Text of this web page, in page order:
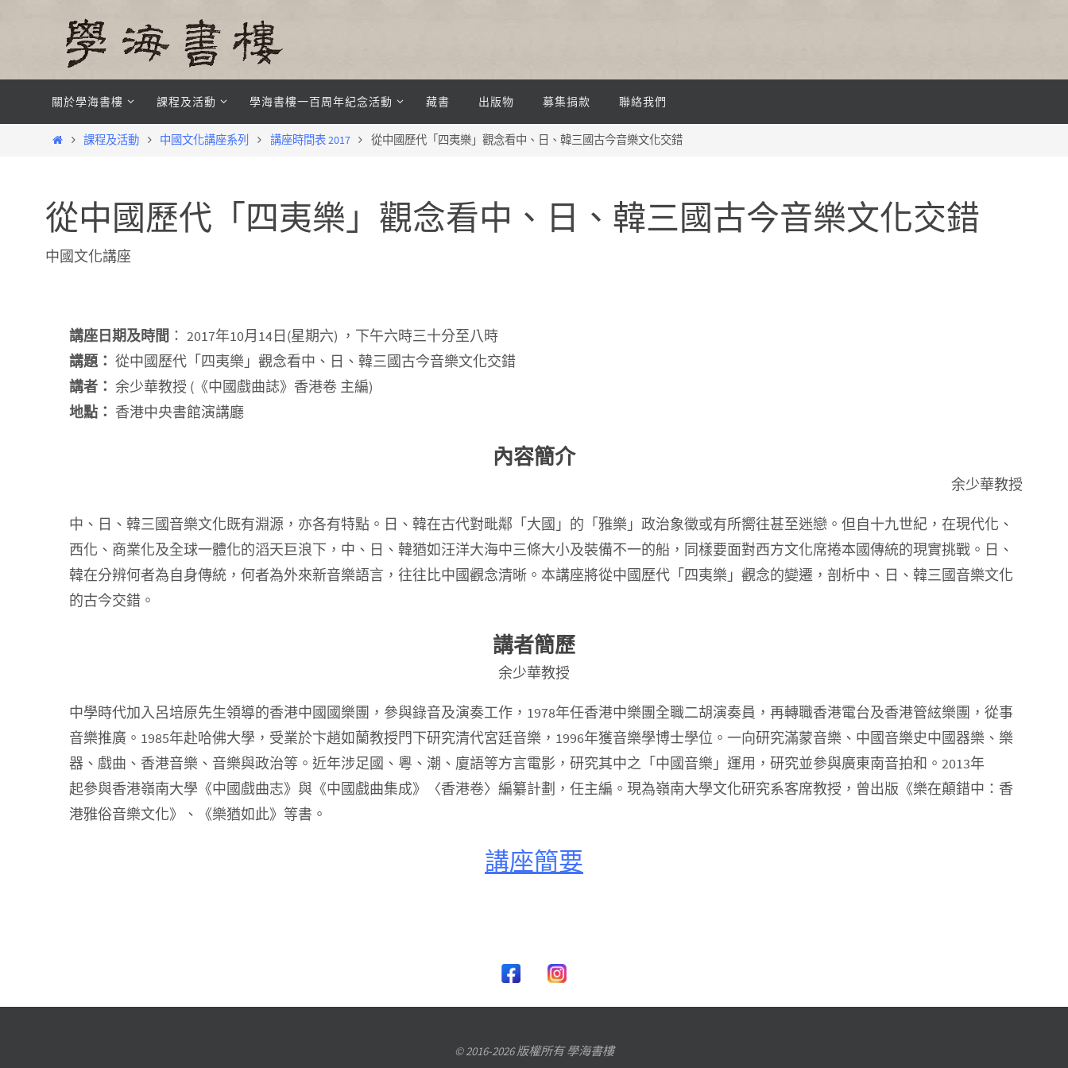
content
關於學海書樓 課程及活動 學海書樓一百周年紀念活動 藏書 出版物 募集捐款 聯絡我們
Home課程及活動 中國文化講座系列 講座時間表 2017 從中國歷代「四夷樂」觀念看中、日、韓三國古今音樂文化交錯
從中國歷代「四夷樂」觀念看中、日、韓三國古今音樂文化交錯
中國文化講座
講座日期及時間 ： 2017年10月14日(星期六) ，下午六時三十分至八時
講題： 從中國歷代「四夷樂」觀念看中、日、韓三國古今音樂文化交錯
講者： 余少華教授 (《中國戲曲誌》香港卷 主編)
地點： 香港中央書館演講廳
內容簡介
余少華教授
中、日、韓三國音樂文化既有淵源，亦各有特點。日、韓在古代對毗鄰「大國」的「雅樂」政治象徵或有所嚮往甚至迷戀。但自十九世紀，在現代化、
西化、商業化及全球一體化的滔天巨浪下，中、日、韓猶如汪洋大海中三條大小及裝備不一的船，同樣要面對西方文化席捲本國傳統的現實挑戰。日、
韓在分辨何者為自身傳統，何者為外來新音樂語言，往往比中國觀念清晰。本講座將從中國歷代「四夷樂」觀念的變遷，剖析中、日、韓三國音樂文化
的古今交錯。
講者簡歷
余少華教授
中學時代加入呂培原先生領導的香港中國國樂團，參與錄音及演奏工作，1978年任香港中樂團全職二胡演奏員，再轉職香港電台及香港管絃樂團，從事
音樂推廣。1985年赴哈佛大學，受業於卞趙如蘭教授門下研究清代宮廷音樂，1996年獲音樂學博士學位。一向研究滿蒙音樂、中國音樂史中國器樂、樂
器、戲曲、香港音樂、音樂與政治等。近年涉足國、粵、潮、廈語等方言電影，研究其中之「中國音樂」運用，研究並參與廣東南音拍和。2013年
起參與香港嶺南大學《中國戲曲志》與《中國戲曲集成》〈香港卷〉編纂計劃，任主編。現為嶺南大學文化研究系客席教授，曾出版《樂在顛錯中：香
港雅俗音樂文化》、《樂猶如此》等書。
講座簡要
© 2016-2026 版權所有 學海書樓